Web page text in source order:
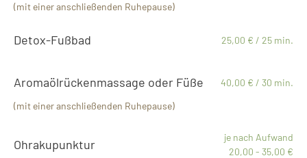
(mit einer anschließenden Ruhepause)
Detox-Fußbad 25,00 € / 25 min.
Aromaölrückenmassage oder Füße
40,00 € / 30 min.
(mit einer anschließenden Ruhepause)
Ohrakupunktur
je nach Aufwand
20,00 - 35,00 €